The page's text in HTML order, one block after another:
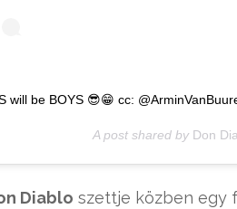
will be BOYS 😎😁 cc:
A post shared by Don
Diablo szettje közben egy